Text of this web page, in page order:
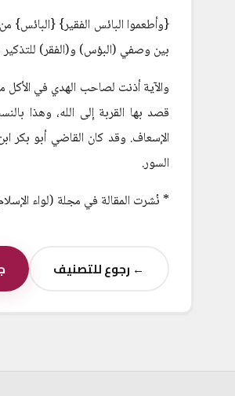
{وأطعموا البائس الفقير} {البائس}
بين وصفي (البؤس) و(الفقر)
والآية أذنت لصاحب الهدي في الأكل
قصد بها القربة إلى الله، وهذا
الإسعاف. وقد كان القاضي أبو بكر
السور.
* نُشرت المقالة في مجلة (لواء
← رجوع للتصنيف